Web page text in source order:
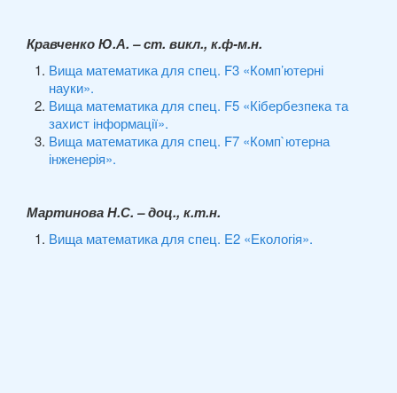
Кравченко Ю.А. – ст. викл., к.ф-м.н.
Вища математика для спец. F3 «Комп’ютерні
науки».
Вища математика для спец. F5 «Кібербезпека та
захист інформації».
Вища математика для спец. F7 «Комп`ютерна
інженерія».
Мартинова Н.С. – доц., к.т.н.
Вища математика для спец. E2 «Екологія».